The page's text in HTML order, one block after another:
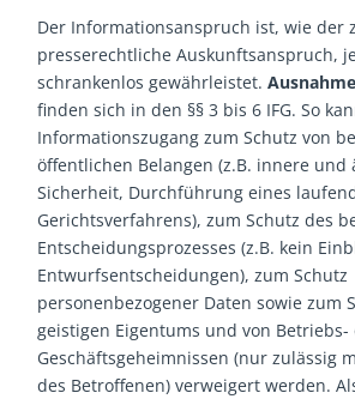
Der Informationsanspruch ist, wie der
presserechtliche Auskunftsanspruch,
schrankenlos gewährleistet.
finden sich in den §§ 3 bis 6 IFG. So
Informationszugang zum Schutz von
öffentlichen Belangen (z.B. innere und
Sicherheit, Durchführung eines
Gerichtsverfahrens), zum Schutz des
Entscheidungsprozesses (z.B. kein
Entwurfsentscheidungen), zum Schutz
personenbezogener Daten sowie zum
geistigen Eigentums und von Betriebs-
Geschäftsgeheimnissen (nur zulässig
des Betroffenen) verweigert werden.